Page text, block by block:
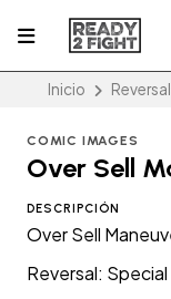
Inicio
COMIC IMAGES
Over Sell
DESCRIPCIÓN
Over Sell
Reversal: Special